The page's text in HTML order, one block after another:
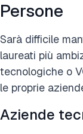
Persone
Sarà difficile
laureati più
tecnologiche o
le proprie
Aziende